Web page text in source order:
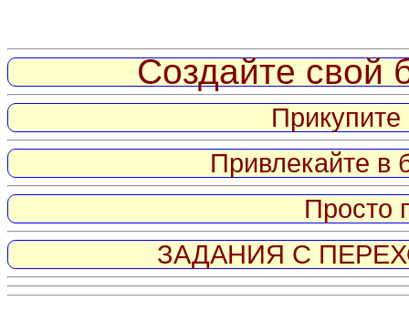
Создайте свой
Привлекайте в
Просто
ЗАДАНИЯ С